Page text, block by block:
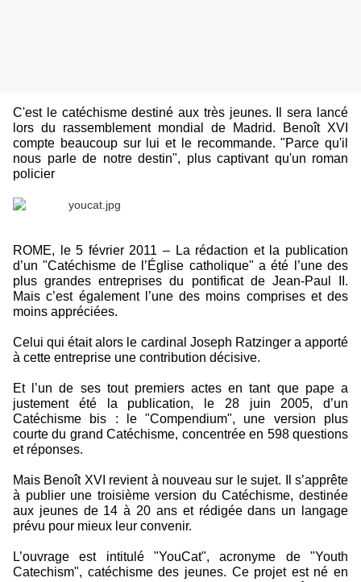
C'est le catéchisme destiné aux très jeunes. Il sera lancé
lors du rassemblement mondial de Madrid. Benoît XVI
compte beaucoup sur lui et le recommande. "Parce qu'il
nous parle de notre destin", plus captivant qu'un roman
policier
ROME, le 5 février 2011 – La rédaction et la publication
d’un "Catéchisme de l’Église catholique" a été l’une des
plus grandes entreprises du pontificat de Jean-Paul II.
Mais c’est également l’une des moins comprises et des
moins appréciées.
Celui qui était alors le cardinal Joseph Ratzinger a apporté
à cette entreprise une contribution décisive.
Et l’un de ses tout premiers actes en tant que pape a
justement été la publication, le 28 juin 2005, d’un
Catéchisme bis : le "Compendium", une version plus
courte du grand Catéchisme, concentrée en 598 questions
et réponses.
Mais Benoît XVI revient à nouveau sur le sujet. Il s’apprête
à publier une troisième version du Catéchisme, destinée
aux jeunes de 14 à 20 ans et rédigée dans un langage
prévu pour mieux leur convenir.
L’ouvrage est intitulé "YouCat", acronyme de "Youth
Catechism", catéchisme des jeunes. Ce projet est né en